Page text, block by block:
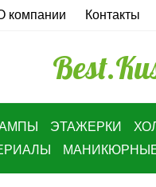
компании Контакты
ЭТАЖЕРКИ